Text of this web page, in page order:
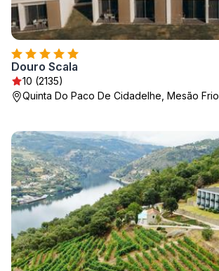
Douro Scala
10 (2135)
Quinta Do Paco De Cidadelhe, Mesão Frio